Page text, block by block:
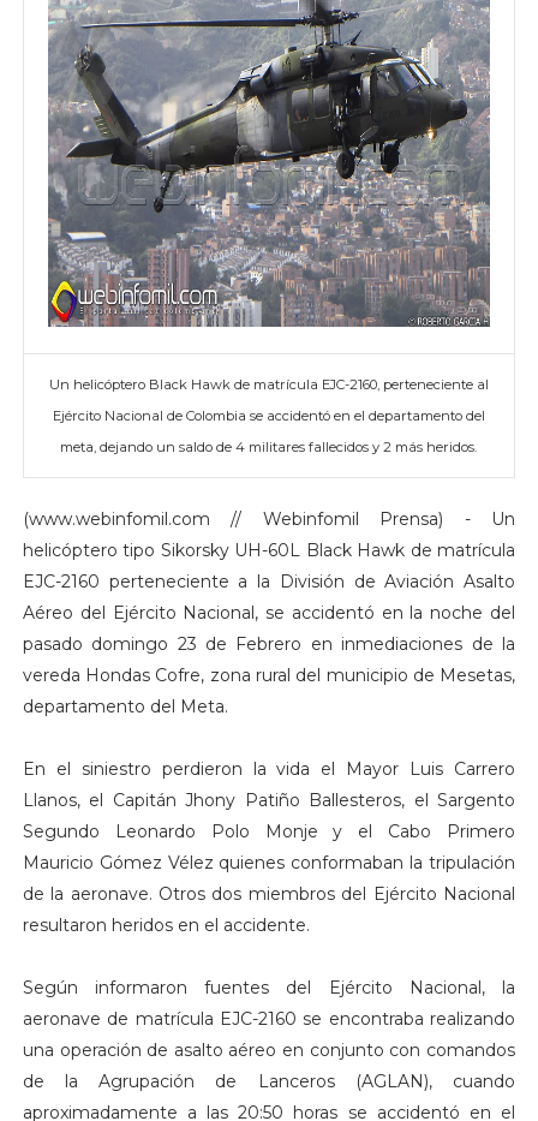
Un helicóptero Black Hawk de matrícula EJC-2160, perteneciente al
Ejército Nacional de Colombia se accidentó en el departamento del
meta, dejando un saldo de 4 militares fallecidos y 2 más heridos.
(www.webinfomil.com // Webinfomil Prensa) - Un
helicóptero tipo Sikorsky UH-60L Black Hawk de matrícula
EJC-2160 perteneciente a la División de Aviación Asalto
Aéreo del Ejército Nacional, se accidentó en la noche del
pasado domingo 23 de Febrero en inmediaciones de la
vereda Hondas Cofre, zona rural del municipio de Mesetas,
departamento del Meta.
En el siniestro perdieron la vida el Mayor Luis Carrero
Llanos, el Capitán Jhony Patiño Ballesteros, el Sargento
Segundo Leonardo Polo Monje y el Cabo Primero
Mauricio Gómez Vélez quienes conformaban la tripulación
de la aeronave. Otros dos miembros del Ejército Nacional
resultaron heridos en el accidente.
Según informaron fuentes del Ejército Nacional, la
aeronave de matrícula EJC-2160 se encontraba realizando
una operación de asalto aéreo en conjunto con comandos
de la Agrupación de Lanceros (AGLAN), cuando
aproximadamente a las 20:50 horas se accidentó en el